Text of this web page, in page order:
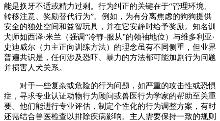
能是换牙不适或精力过剩。行为纠正的关键在于“管理环境、
转移注意、奖励替代行为”。例如，为有分离焦虑的狗狗提供
安全的独处空间和益智玩具，并在它安静时给予奖励。知名训
犬师如西泽·米兰（强调“冷静-服从”的领袖地位）与维多利亚·
史迪威尔（力主正向训练方法）的理念虽有不同侧重，但业界
普遍共识是，任何涉及恐吓、暴力的方法都可能加剧行为问题
并损害人犬关系。
对于一些复杂或危险的行为问题，如严重的攻击性或恐惧
症，寻求专业认证动物行为顾问或兽医行为学家的帮助至关重
要。他们能进行专业评估，制定个性化的行为调整方案，有时
还需结合兽医检查以排除疾病影响。主人需要保持一致的规则